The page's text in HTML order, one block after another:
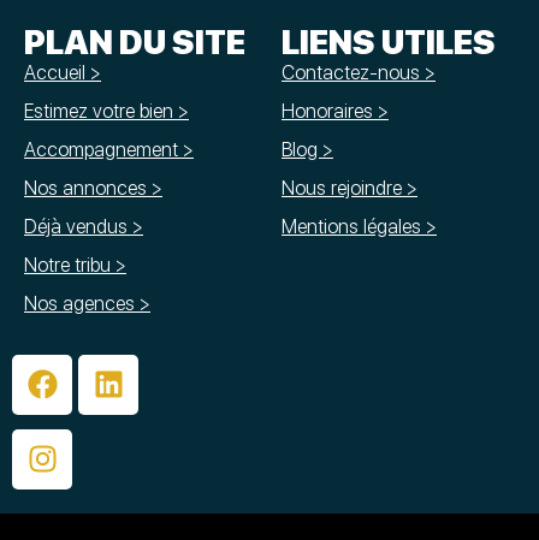
PLAN DU SITE
Accueil >
Estimez votre bien >
Accompagnement >
Nos annonces >
Déjà vendus >
Notre tribu >
Nos agences >
LIENS UTILES
Contactez-nous >
Honoraires >
Blog >
Nous rejoindre >
Mentions légales >